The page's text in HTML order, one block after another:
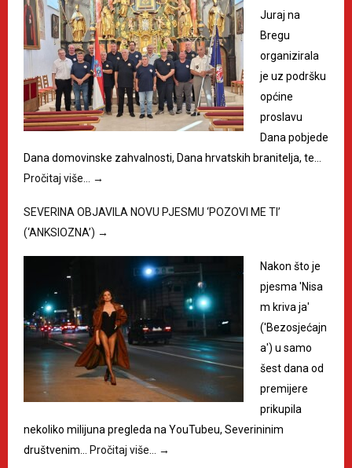
Juraj na
Bregu
organizirala
je uz podršku
općine
proslavu
Dana pobjede
Dana domovinske zahvalnosti, Dana hrvatskih branitelja, te…
Pročitaj više… →
SEVERINA OBJAVILA NOVU PJESMU ‘POZOVI ME TI’
(‘ANKSIOZNA’) →
Nakon što je
pjesma 'Nisa
m kriva ja'
('Bezosjećajn
a') u samo
šest dana od
premijere
prikupila
nekoliko milijuna pregleda na YouTubeu, Severininim
društvenim… Pročitaj više… →